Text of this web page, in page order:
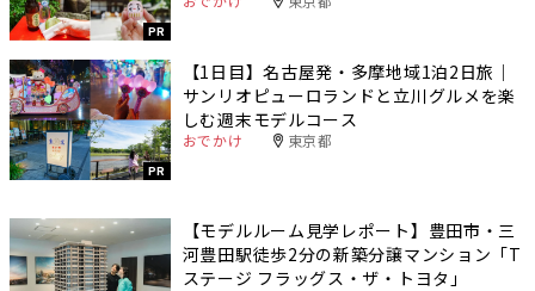
PR
PR
【1日目】名古屋発・多摩地域1泊2日旅｜
サンリオピューロランドと立川グルメを楽
しむ週末モデルコース
おでかけ 東京都
【モデルルーム見学レポート】豊田市・三
河豊田駅徒歩2分の新築分譲マンション「T
ステージ フラッグス・ザ・トヨタ」